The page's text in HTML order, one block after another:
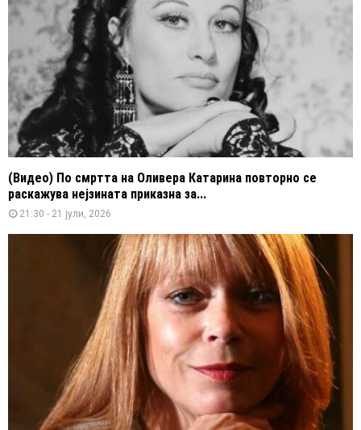
(Видео) По смртта на Оливера Катарина повторно се
раскажува нејзината приказна за...
21:30 - 21 јули, 2026